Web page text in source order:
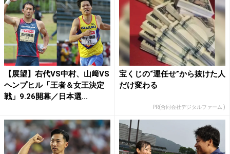
【展望】右代VS中村、山﨑VS
ヘンプヒル「王者＆女王決定
戦」9.26開幕／日本選...
宝くじの“運任せ”から抜けた人
だけ変わる
PR(合同会社デジタルファーム )